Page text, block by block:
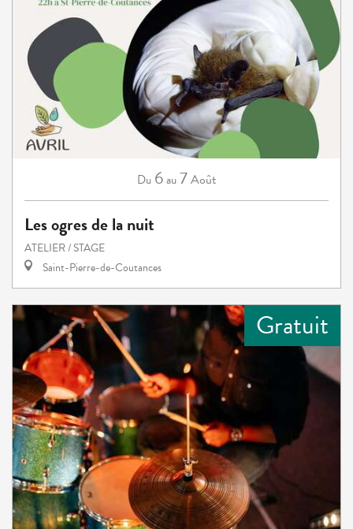
Du 6au7Août
Les ogres de la nuit
ATELIER / STAGE
Saint-Pierre-de-Coutances
Gratuit